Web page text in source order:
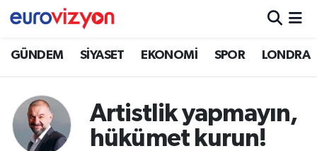
GÜNDEM SİYASET EKONOMİ SPOR LONDRA
Artistlik yapmayın,
hükümet kurun!